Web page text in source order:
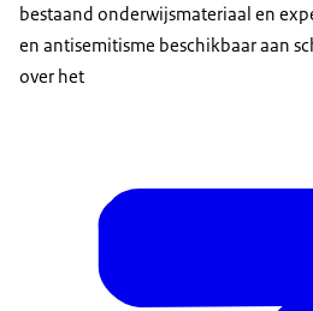
bestaand onderwijsmateriaal en
en antisemitisme beschikbaar aan
over het